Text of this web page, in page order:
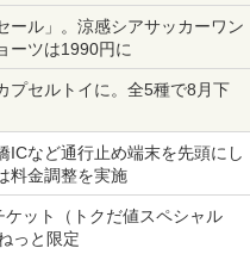
ール」。涼感シアサッカーワン
ーツは1990円に
プセルトイに。全5種で8月下
ICなど通行止め端末を先頭にし
料金調整を実施
ット（トクだ値スペシャル
っと限定